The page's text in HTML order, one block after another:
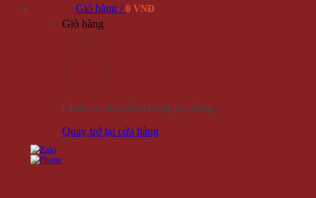
Giỏ hàng / 0 VNĐ
Giỏ hàng
Chưa có sản phẩm trong giỏ hàng.
Quay trở lại cửa hàng